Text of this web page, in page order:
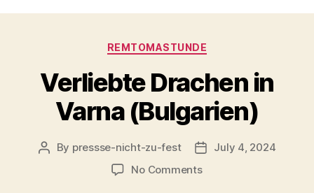
Categories
REMTOMASTUNDE
Verliebte Drachen in
Varna (Bulgarien)
Post
By pressse-nicht-zu-fest
PostJuly 4, 2024
No Commentson